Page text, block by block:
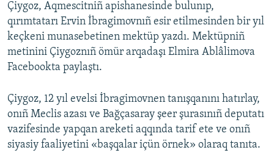
RFE/RS bütün saytları
Çiygoz, Aqmescitniñ apishanesinde bulunıp,
qırımtatarı Ervin İbragimovnıñ esir etilmesinden bir yıl
keçkeni munasebetinen mektüp yazdı. Mektüpniñ
metinini Çiygoznıñ ömür arqadaşı Elmira Ablâlimova
Facebookta paylaştı.
Çiygoz, 12 yıl evelsi İbragimovnen tanışqanını hatırlay,
onıñ Meclis azası ve Bağçasaray şeer şurasınıñ deputatı
vazifesinde yapqan areketi aqqında tarif ete ve onıñ
siyasiy faaliyetini «başqalar içün örnek» olaraq tanıta.